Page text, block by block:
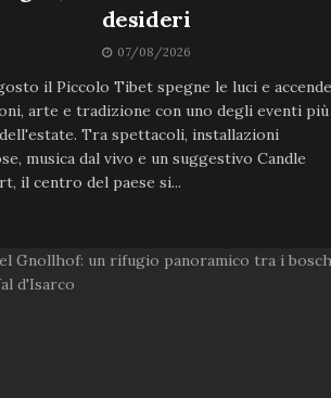
desideri
07/08/2026
il Piccolo Tibet spegne le luci e accende
arte e tradizione con uno degli eventi più
Tra spettacoli, installazioni
musica dal vivo e un suggestivo Candle
il centro del paese si...